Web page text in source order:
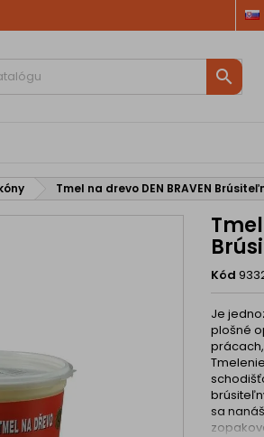

Tmel na drevo DEN BRAVEN
Kód
Je
plošné
sa